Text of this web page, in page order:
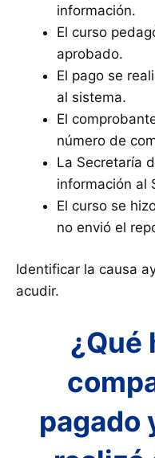
información.
El curso
aprobado.
El pago se
al sistema.
El
número de
La Secretaría
información al
El curso se
no envió el
Identificar la causa
acudir.
¿Qué
pagado